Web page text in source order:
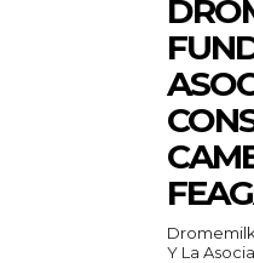
Y La